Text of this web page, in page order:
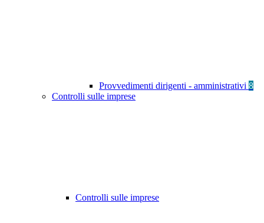
Provvedimenti dirigenti - amministrativi 8
Controlli sulle imprese
Controlli sulle imprese